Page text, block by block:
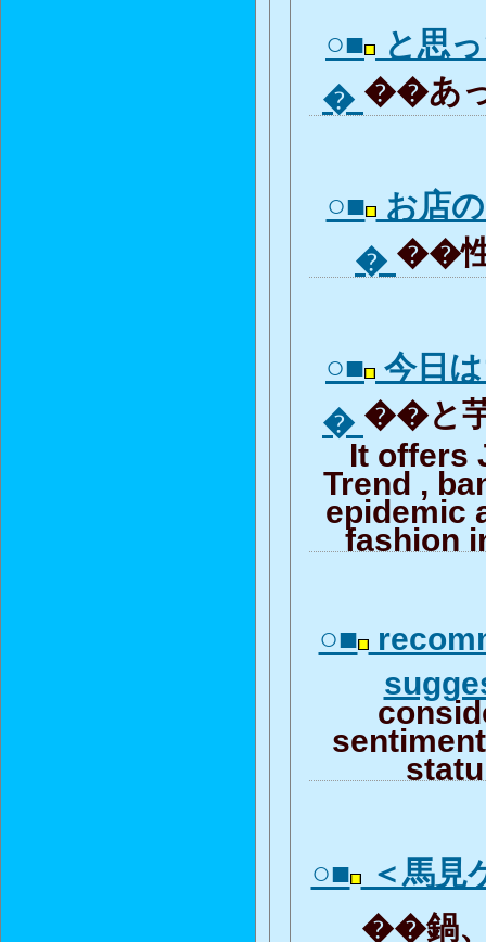
○■ と思
� ��あ
○■ お店
� ��性
○■ 今日
� ��と
It offers
Trend ,
epidemic
fashion
○■
○■ ＜馬見
��鍋、